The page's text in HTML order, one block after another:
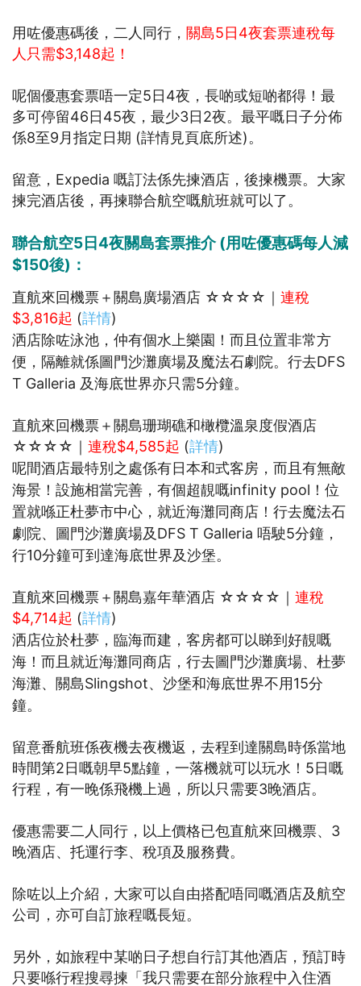
用咗優惠碼後，二人同行， 關島5日4夜套票連稅每
人只需$3,148起！
呢個優惠套票唔一定5日4夜，長啲或短啲都得！最
多可停留46日45夜，最少3日2夜。最平嘅日子分佈
係8至9月指定日期 (詳情見頁底所述)。
留意，Expedia 嘅訂法係先揀酒店，後揀機票。大家
揀完酒店後，再揀聯合航空嘅航班就可以了。
聯合航空5日4夜關島套票推介 (用咗優惠碼每人減
$150後)：
直航來回機票＋關島廣場酒店 ☆☆☆☆｜ 連稅
$3,816起 (詳情)
洒店除咗泳池，仲有個水上樂園！而且位置非常方
便，隔離就係圖門沙灘廣場及魔法石劇院。行去DFS
T Galleria 及海底世界亦只需5分鐘。
直航來回機票＋關島珊瑚礁和橄欖溫泉度假酒店
☆☆☆☆｜ 連稅$4,585起 (詳情)
呢間酒店最特別之處係有日本和式客房，而且有無敵
海景！設施相當完善，有個超靚嘅infinity pool！位
置就喺正杜夢市中心，就近海灘同商店！行去魔法石
劇院、圖門沙灘廣場及DFS T Galleria 唔駛5分鐘，
行10分鐘可到達海底世界及沙堡。
直航來回機票＋關島嘉年華酒店 ☆☆☆☆｜ 連稅
$4,714起 (詳情)
洒店位於杜夢，臨海而建，客房都可以睇到好靚嘅
海！而且就近海灘同商店，行去圖門沙灘廣場、杜夢
海灘、關島Slingshot、沙堡和海底世界不用15分
鐘。
留意番航班係夜機去夜機返，去程到達關島時係當地
時間第2日嘅朝早5點鐘，一落機就可以玩水！5日嘅
行程，有一晚係飛機上過，所以只需要3晚酒店。
優惠需要二人同行，以上價格已包直航來回機票、3
晚酒店、托運行李、稅項及服務費。
除咗以上介紹，大家可以自由搭配唔同嘅酒店及航空
公司，亦可自訂旅程嘅長短。
另外，如旅程中某啲日子想自行訂其他酒店，預訂時
只要喺行程搜尋揀「我只需要在部分旅程中入住酒